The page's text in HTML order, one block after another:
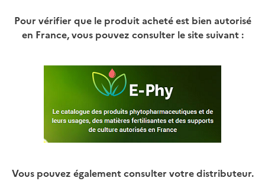
Pour vérifier que le produit acheté est bien autorisé
en France, vous pouvez consulter le site suivant :
Vous pouvez également consulter votre distributeur.